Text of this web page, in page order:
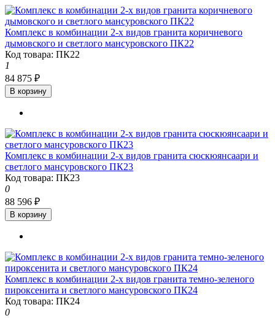
Комплекс в комбинации 2-х видов гранита коричневого
дымовского и светлого мансуровского ПК22
Код товара: ПК22
1
84 875 ₽
В корзину
Комплекс в комбинации 2-х видов гранита сюскюянсаари и
светлого мансуровского ПК23
Код товара: ПК23
0
88 596 ₽
В корзину
Комплекс в комбинации 2-х видов гранита темно-зеленого
пироксенита и светлого мансуровского ПК24
Код товара: ПК24
0